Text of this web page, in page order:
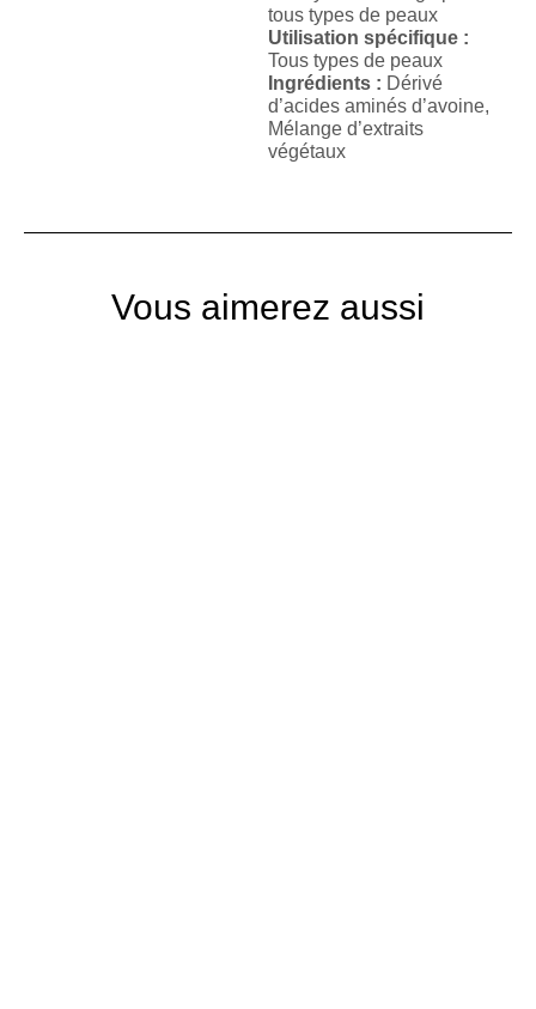
tous types de peaux
Utilisation spécifique :
Tous types de peaux
Ingrédients : Dérivé
d’acides aminés d’avoine,
Mélange d’extraits
végétaux
Vous aimerez aussi